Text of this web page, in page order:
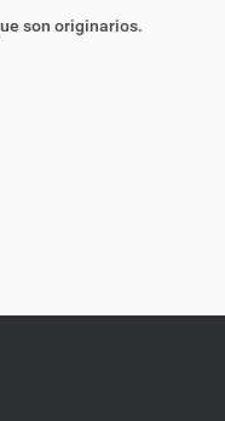
son originarios.